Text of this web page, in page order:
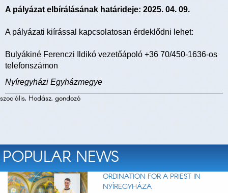
A pályázat elbírálásának határideje: 2025. 04. 09.
A pályázati kiírással kapcsolatosan érdeklődni lehet:
Bulyákiné Ferenczi Ildikó vezetőápoló +36 70/450-1636-os
telefonszámon
Nyíregyházi Egyházmegye
szociális, Hodász, gondozó
POPULAR NEWS
ORDINATION FOR A PRIEST IN
NYÍREGYHÁZA